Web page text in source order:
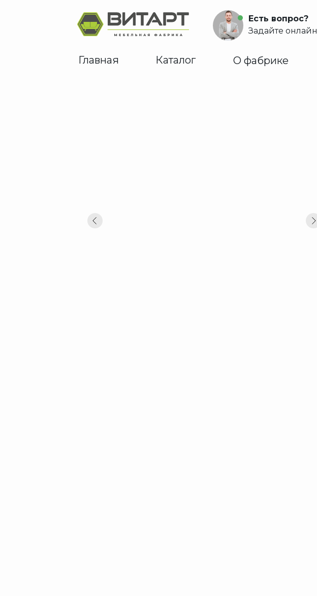
О фабрике
Каталог
Главная
Есть вопрос?
Задайте онлайн